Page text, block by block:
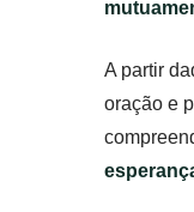
A partir
oração e